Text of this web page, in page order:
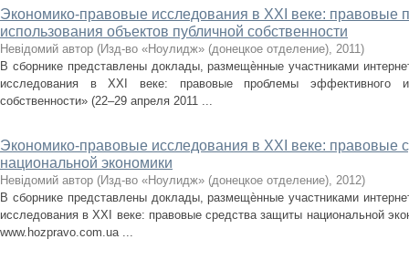
Экономико-правовые исследования в XXI веке: правовые
использования объектов публичной собственности
Невідомий автор (Изд-во «Ноулидж» (донецкое отделение), 2011)
В сборнике представлены доклады, размещѐнные участниками
исследования в XXI веке: правовые проблемы эффективного
собственности» (22–29 апреля 2011 ...
Экономико-правовые исследования в XXI веке: правовые
национальной экономики
Невідомий автор (Изд-во «Ноулидж» (донецкое отделение), 2012)
В сборнике представлены доклады, размещѐнные участниками
исследования в XXI веке: правовые средства защиты национальной
www.hozpravo.com.ua ...